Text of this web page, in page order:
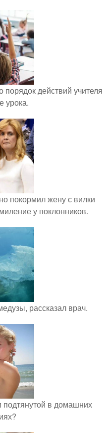
действий учителя
урока.
покормил жену с вилки
у поклонников.
рассказал врач.
подтянутой в домашних